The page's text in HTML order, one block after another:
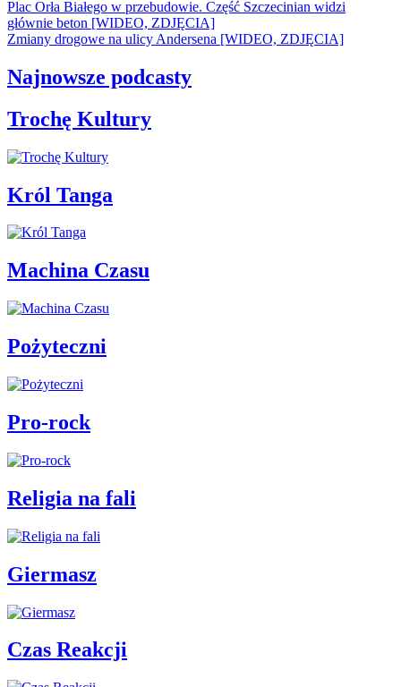
Plac Orła Białego w przebudowie. Część Szczecinian widzi
głównie beton [WIDEO, ZDJĘCIA]
Zmiany drogowe na ulicy Andersena [WIDEO, ZDJĘCIA]
Najnowsze podcasty
Trochę Kultury
Król Tanga
Machina Czasu
Pożyteczni
Pro-rock
Religia na fali
Giermasz
Czas Reakcji